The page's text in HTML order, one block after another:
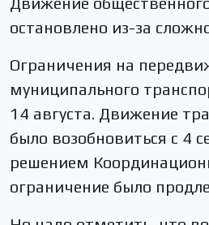
остановлено из-за
Ограничения на
муниципального
14 августа. Движение
было возобновиться с 4
решением
ограничение было